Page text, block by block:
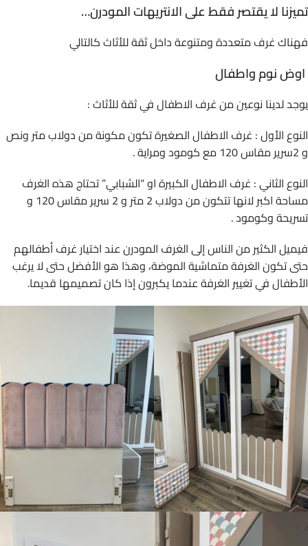
تميزنا لا يقتصر فقط على الانتريهات المودرن…
فهناك غرف متعددة ومتنوعة داخل ثقة للأثاث كالتالي
اوض نوم واطفال
يوجد لدينا نوعين من غرف الاطفال في ثقة للأثاث :
النوع الأول : غرف الاطفال الصغيرة تكون مكونة من دولاب متر ونص
و 2سرير مقاس 120 مع كومود ومراية .
النوع الثاني : غرف الاطفال الكبيرة او “الشبابي” تحتاج هذه الغرف
مساحة اكبر لانها تتكون من دولاب 2 متر و 2 سرير مقاس 120 و
تسريحة وكومود .
فيميل الكثير من الناس إلى الغرف المودرن عند اختيار غرف أطفالهم
حتى تكون الغرفة متماشية الموضة، وهذا هو الأفضل حتى لا يرغب
الأطفال في تغيير الغرفة عندما يكبرون إذا كان تصميمها قديما.